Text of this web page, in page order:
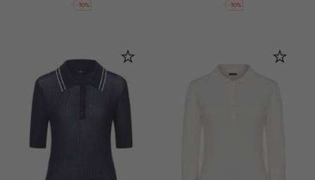
-30% -30%